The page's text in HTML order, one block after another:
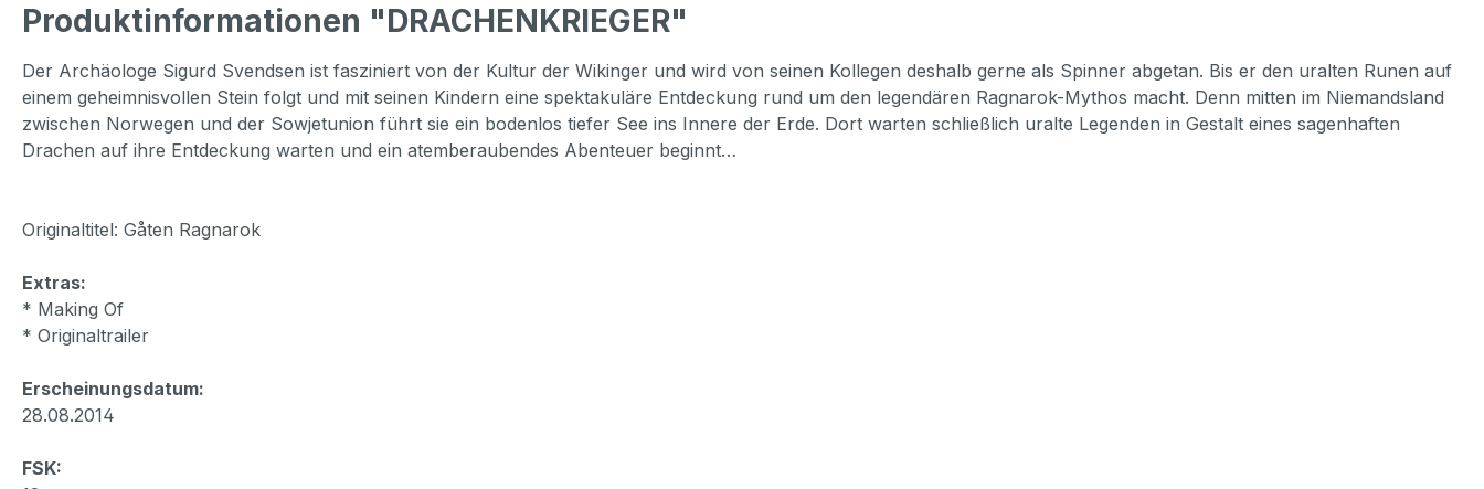
Produktinformationen "DRACHENKRIEGER"
Der Archäologe Sigurd Svendsen ist fasziniert von der Kultur der Wikinger und wird von seinen Kollegen deshalb gerne als Spinner abgetan. Bis er den uralten Runen auf
einem geheimnisvollen Stein folgt und mit seinen Kindern eine spektakuläre Entdeckung rund um den legendären Ragnarok-Mythos macht. Denn mitten im Niemandsland
zwischen Norwegen und der Sowjetunion führt sie ein bodenlos tiefer See ins Innere der Erde. Dort warten schließlich uralte Legenden in Gestalt eines sagenhaften
Drachen auf ihre Entdeckung warten und ein atemberaubendes Abenteuer beginnt…
Originaltitel: Gåten Ragnarok
Extras:
* Making Of
* Originaltrailer
Erscheinungsdatum:
28.08.2014
FSK: